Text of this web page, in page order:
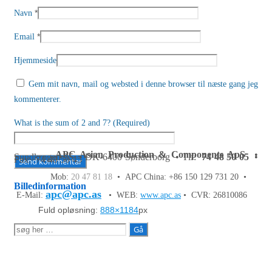
Navn *
Email *
Hjemmeside
Gem mit navn, mail og websted i denne browser til næste gang jeg
kommenterer.
What is the sum of 2 and 7? (Required)
Billedinformation
Fuld opløsning: 888×1184px
APC Asian Production & Components ApS•
Sundkrogen 35 • DK-6400 Sønderborg • Tlf:74 48 50 05•
Fax: 74 48 50 45
Mob: 20 47 81 18 • APC China: +86 150 129 731 20 •
E-Mail: apc@apc.as • WEB: www.apc.as • CVR: 26810086
Søg